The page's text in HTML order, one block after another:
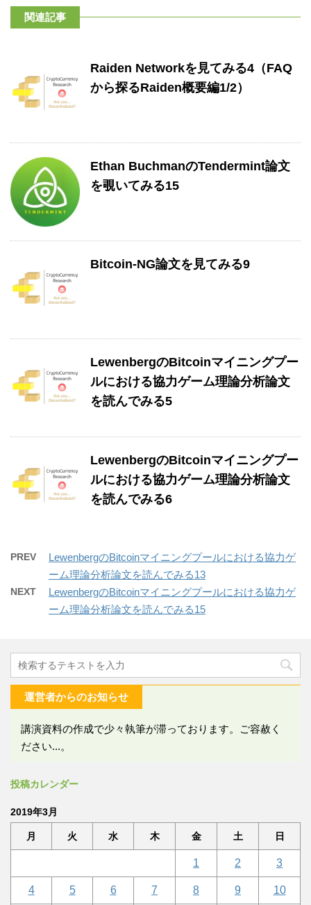
関連記事
Raiden Networkを見てみる4（FAQ
から探るRaiden概要編1/2）
Ethan BuchmanのTendermint論文
を覗いてみる15
Bitcoin-NG論文を見てみる9
LewenbergのBitcoinマイニングプー
ルにおける協力ゲーム理論分析論文
を読んでみる5
LewenbergのBitcoinマイニングプー
ルにおける協力ゲーム理論分析論文
を読んでみる6
PREV
LewenbergのBitcoinマイニングプールにおける協力ゲ
ーム理論分析論文を読んでみる13
NEXT
LewenbergのBitcoinマイニングプールにおける協力ゲ
ーム理論分析論文を読んでみる15
運営者からのお知らせ
講演資料の作成で少々執筆が滞っております。ご容赦く
ださい...。
投稿カレンダー
2019年3月
月 火 水 木 金 土 日
1 2 3
4 5 6 7 8 9 10